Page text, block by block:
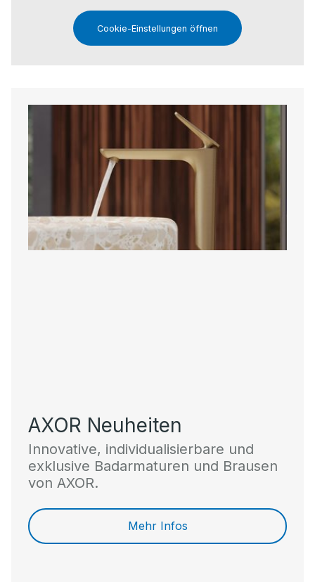
Cookie-Einstellungen öffnen
AXOR Neuheiten
Innovative, individualisierbare und
exklusive Badarmaturen und Brausen
von AXOR.
Mehr Infos